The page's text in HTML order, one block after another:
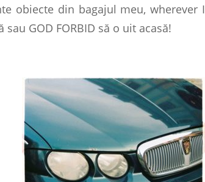
obiecte din bagajul meu, wherever I
GOD FORBID să o uit acasă!